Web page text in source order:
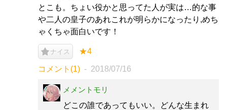
とこも。ちょい役かと思ってた人が実は…的な事
や二人の皇子のあれこれが明らかになったり,めち
ゃくちゃ面白いです！
ナイス ★4
コメント(1) 2018/07/16
メメントモリ
どこの誰であってもいい。どんな生まれ